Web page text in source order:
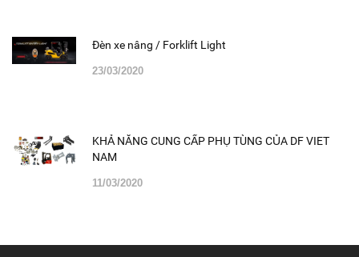
Đèn xe nâng / Forklift Light
23/03/2020
KHẢ NĂNG CUNG CẤP PHỤ TÙNG CỦA DF VIET
NAM
11/03/2020